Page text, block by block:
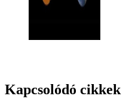
Kapcsolódó cikkek